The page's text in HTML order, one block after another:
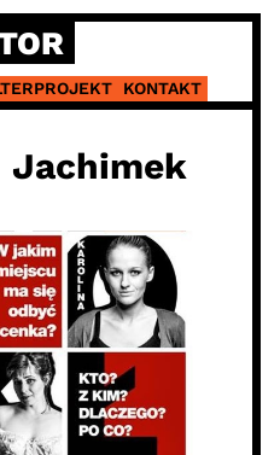
KONTAKT
Jachimek